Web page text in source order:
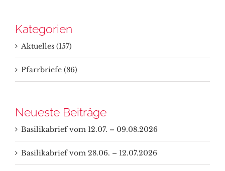
Kategorien
Aktuelles (157)
Pfarrbriefe (86)
Neueste Beiträge
Basilikabrief vom 12.07. – 09.08.2026
Basilikabrief vom 28.06. – 12.07.2026